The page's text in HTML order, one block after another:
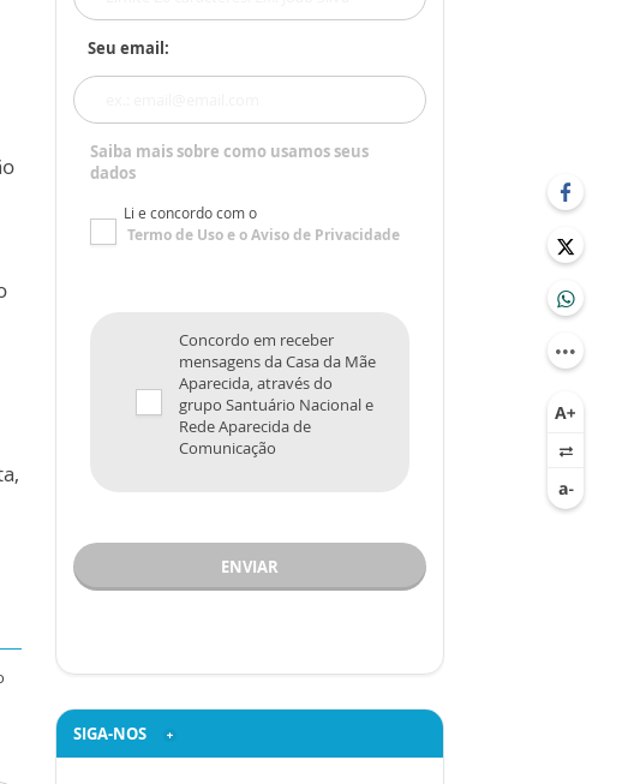
Seu email:
Saiba mais sobre como usamos seus
dados
Li e concordo com o
Termo de Usoe oAviso de Privacidade
Concordo em receber
mensagens da Casa da Mãe
Aparecida, através do
grupo Santuário Nacional e
Rede Aparecida de
Comunicação
ENVIAR
SIGA-NOS